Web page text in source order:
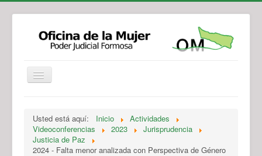
Legislación
Novedades
Recursos y Servicios de Atención
Usted está aquí: Inicio
Actividades
Videoconferencias
2023
Jurisprudencia
Justicia de Paz
2024 - Falta menor analizada con Perspectiva de Género